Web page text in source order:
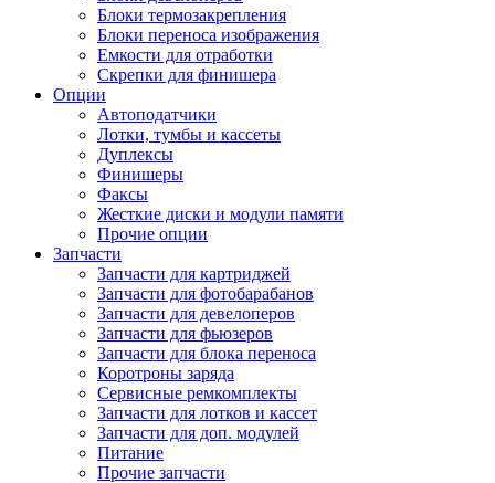
Блоки термозакрепления
Блоки переноса изображения
Емкости для отработки
Скрепки для финишера
Опции
Автоподатчики
Лотки, тумбы и кассеты
Дуплексы
Финишеры
Факсы
Жесткие диски и модули памяти
Прочие опции
Запчасти
Запчасти для картриджей
Запчасти для фотобарабанов
Запчасти для девелоперов
Запчасти для фьюзеров
Запчасти для блока переноса
Коротроны заряда
Сервисные ремкомплекты
Запчасти для лотков и кассет
Запчасти для доп. модулей
Питание
Прочие запчасти